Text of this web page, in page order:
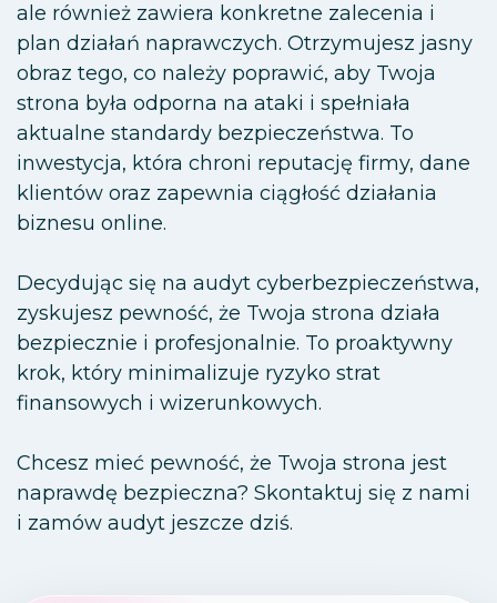
ale również zawiera konkretne zalecenia i
plan działań naprawczych. Otrzymujesz jasny
obraz tego, co należy poprawić, aby Twoja
strona była odporna na ataki i spełniała
aktualne standardy bezpieczeństwa. To
inwestycja, która chroni reputację firmy, dane
klientów oraz zapewnia ciągłość działania
biznesu online.
Decydując się na audyt cyberbezpieczeństwa,
zyskujesz pewność, że Twoja strona działa
bezpiecznie i profesjonalnie. To proaktywny
krok, który minimalizuje ryzyko strat
finansowych i wizerunkowych.
Chcesz mieć pewność, że Twoja strona jest
naprawdę bezpieczna? Skontaktuj się z nami
i zamów audyt jeszcze dziś.